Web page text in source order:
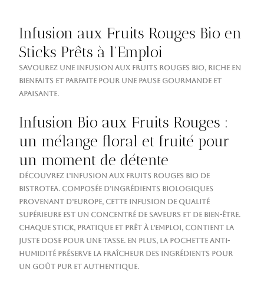
Infusion aux Fruits Rouges Bio en
Sticks Prêts à l’Emploi
Savourez une infusion aux fruits rouges bio, riche en
bienfaits et parfaite pour une pause gourmande et
apaisante.
Infusion Bio aux Fruits Rouges :
un mélange floral et fruité pour
un moment de détente
Découvrez l’infusion aux fruits rouges bio de
Bistrotea. Composée d’ingrédients biologiques
provenant d’Europe, cette infusion de qualité
supérieure est un concentré de saveurs et de bien-être.
Chaque stick, pratique et prêt à l’emploi, contient la
juste dose pour une tasse. En plus, la pochette anti-
humidité préserve la fraîcheur des ingrédients pour
un goût pur et authentique.